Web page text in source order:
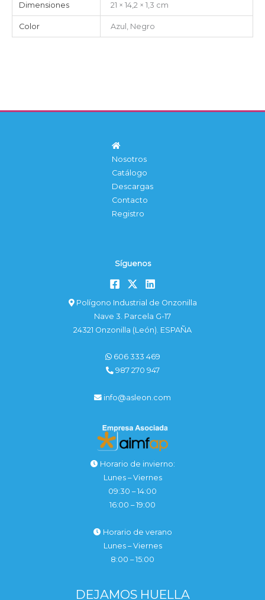
Dimensiones 21 × 14,2 × 1,3 cm
Color Azul, Negro
Nosotros
Catálogo
Descargas
Contacto
Registro
Síguenos
Polígono Industrial de Onzonilla
Nave 3. Parcela G-17
24321 Onzonilla (León). ESPAÑA
606 333 469
987 270 947
info@asleon.com
Horario de invierno:
Lunes – Viernes
09:30 – 14:00
16:00 – 19:00
Horario de verano
Lunes – Viernes
8:00 – 15:00
DEJAMOS HUELLA